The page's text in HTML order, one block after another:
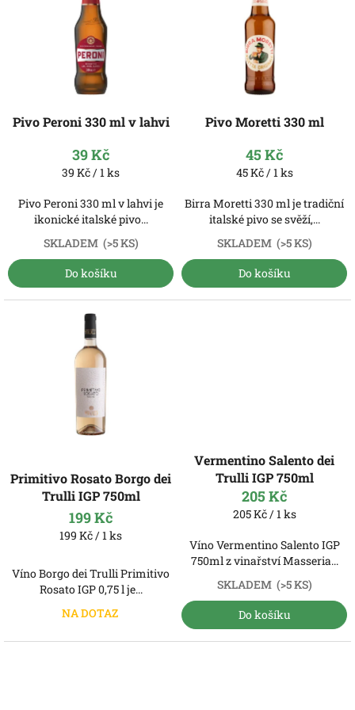
Pivo Peroni 330 ml v lahvi
39 Kč
Měrná
39 Kč / 1 ks
Pivo Peroni 330 ml v lahvi je
ikonické italské pivo...
SKLADEM (>5 KS)
Do košíku
Pivo Moretti 330 ml
45 Kč
Měrná
45 Kč / 1 ks
Birra Moretti 330 ml je tradiční
italské pivo se svěží,...
SKLADEM (>5 KS)
Do košíku
Primitivo Rosato Borgo dei
Trulli IGP 750ml
199 Kč
Měrná
199 Kč / 1 ks
Víno Borgo dei Trulli Primitivo
Rosato IGP 0,75 l je...
NA DOTAZ
Vermentino Salento dei
Trulli IGP 750ml
205 Kč
Měrná
205 Kč / 1 ks
Víno Vermentino Salento IGP
750ml z vinařství Masseria...
SKLADEM (>5 KS)
Do košíku